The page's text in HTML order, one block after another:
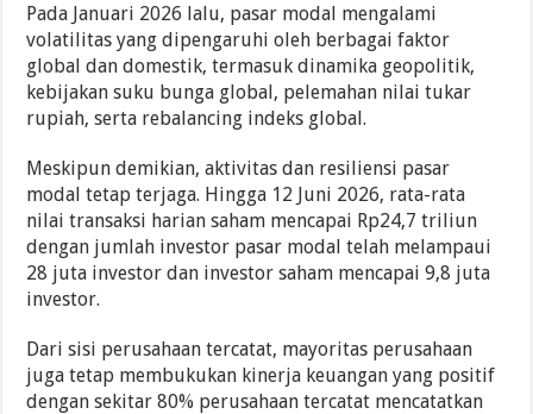
Pada Januari 2026 lalu, pasar modal mengalami
volatilitas yang dipengaruhi oleh berbagai faktor
global dan domestik, termasuk dinamika geopolitik,
kebijakan suku bunga global, pelemahan nilai tukar
rupiah, serta rebalancing indeks global.
Meskipun demikian, aktivitas dan resiliensi pasar
modal tetap terjaga. Hingga 12 Juni 2026, rata-rata
nilai transaksi harian saham mencapai Rp24,7 triliun
dengan jumlah investor pasar modal telah melampaui
28 juta investor dan investor saham mencapai 9,8 juta
investor.
Dari sisi perusahaan tercatat, mayoritas perusahaan
juga tetap membukukan kinerja keuangan yang positif
dengan sekitar 80% perusahaan tercatat mencatatkan